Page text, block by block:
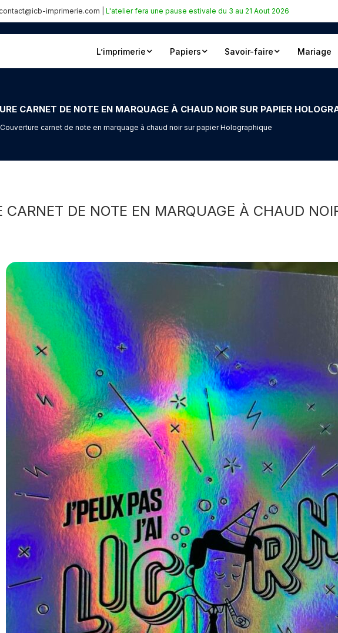
contact@icb-imprimerie.com L'atelier fera une pause estivale du 3 au 21 Aout 2026
L’imprimerie Papiers Savoir-faire Mariage
CARNET DE NOTE EN MARQUAGE À CHAUD NOIR SUR PAPIER
carnet de note en marquage à chaud noir sur papier Holographique
CARNET DE NOTE EN MARQUAGE À CHAUD